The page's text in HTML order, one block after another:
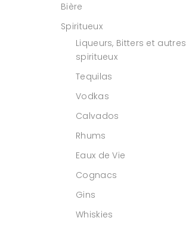
Bière
Spiritueux
Liqueurs, Bitters et autres
spiritueux
Tequilas
Vodkas
Calvados
Rhums
Eaux de Vie
Cognacs
Gins
Whiskies